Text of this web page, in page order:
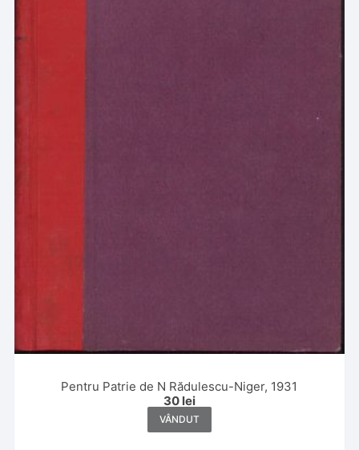
Pentru Patrie de N Rădulescu-Niger, 1931
30 lei
VÂNDUT